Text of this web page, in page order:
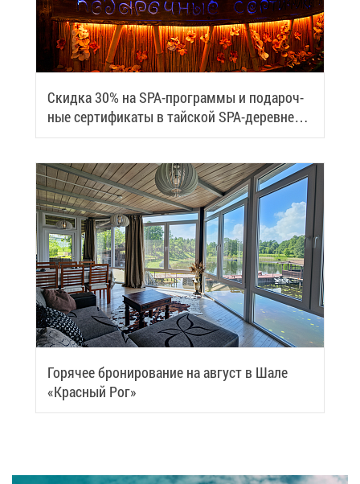
Скид­ка 30% на SPA-про­грам­мы и по­да­роч­
ные сер­ти­фи­ка­ты в тай­ской SPA-де­ревне
Samui
Го­ря­чее бро­ни­ро­ва­ние на ав­густ в Ша­ле
«Крас­ный Рог»